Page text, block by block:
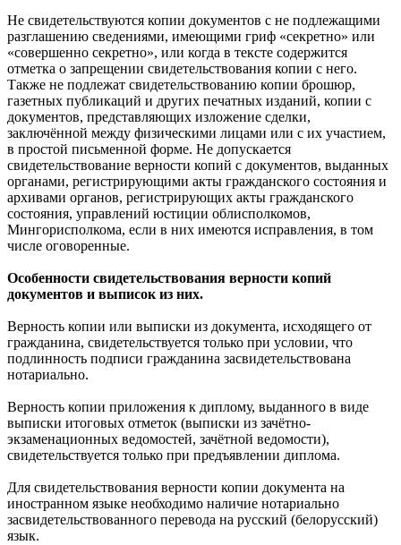
Не свидетельствуются копии документов с не подлежащими
разглашению сведениями, имеющими гриф «секретно» или
«совершенно секретно», или когда в тексте содержится
отметка о запрещении свидетельствования копии с него.
Также не подлежат свидетельствованию копии брошюр,
газетных публикаций и других печатных изданий, копии с
документов, представляющих изложение сделки,
заключённой между физическими лицами или с их участием,
в простой письменной форме. Не допускается
свидетельствование верности копий с документов, выданных
органами, регистрирующими акты гражданского состояния и
архивами органов, регистрирующих акты гражданского
состояния, управлений юстиции облисполкомов,
Мингорисполкома, если в них имеются исправления, в том
числе оговоренные.
Особенности свидетельствования верности копий
документов и выписок из них.
Верность копии или выписки из документа, исходящего от
гражданина, свидетельствуется только при условии, что
подлинность подписи гражданина засвидетельствована
нотариально.
Верность копии приложения к диплому, выданного в виде
выписки итоговых отметок (выписки из зачётно-
экзаменационных ведомостей, зачётной ведомости),
свидетельствуется только при предъявлении диплома.
Для свидетельствования верности копии документа на
иностранном языке необходимо наличие нотариально
засвидетельствованного перевода на русский (белорусский)
язык.